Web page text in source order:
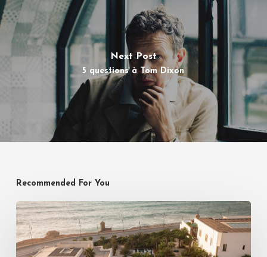
Next Post
5 questions à Tom Dixon
Recommended For You